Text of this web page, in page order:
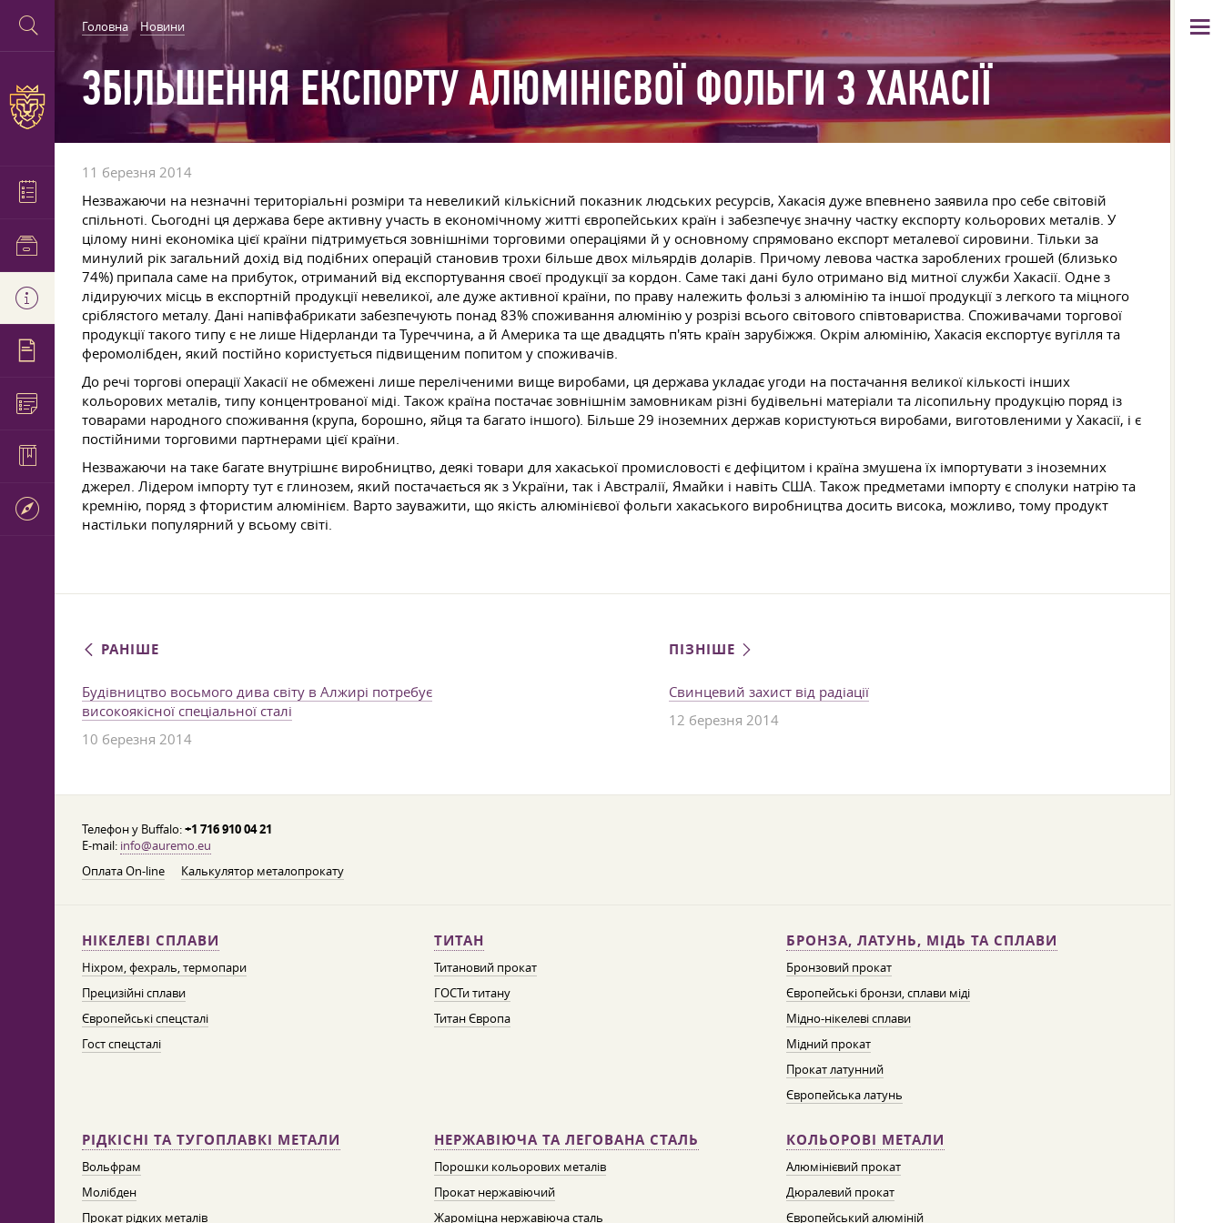
Головна Новини
ЗБІЛЬШЕННЯ ЕКСПОРТУ АЛЮМІНІЄВОЇ ФОЛЬГИ З ХАКАСІЇ
11 березня 2014
Незважаючи на незначні територіальні розміри та невеликий кількісний показник людських ресурсів, Хакасія дуже впевнено заявила про себе світовій
спільноті. Сьогодні ця держава бере активну участь в економічному житті європейських країн і забезпечує значну частку експорту кольорових металів. У
цілому нині економіка цієї країни підтримується зовнішніми торговими операціями й у основному спрямовано експорт металевої сировини. Тільки за
минулий рік загальний дохід від подібних операцій становив трохи більше двох мільярдів доларів. Причому левова частка зароблених грошей (близько
74%) припала саме на прибуток, отриманий від експортування своєї продукції за кордон. Саме такі дані було отримано від митної служби Хакасії. Одне з
лідируючих місць в експортній продукції невеликої, але дуже активної країни, по праву належить фользі з алюмінію та іншої продукції з легкого та міцного
сріблястого металу. Дані напівфабрикати забезпечують понад 83% споживання алюмінію у розрізі всього світового співтовариства. Споживачами торгової
продукції такого типу є не лише Нідерланди та Туреччина, а й Америка та ще двадцять п'ять країн зарубіжжя. Окрім алюмінію, Хакасія експортує вугілля та
феромолібден, який постійно користується підвищеним попитом у споживачів.
До речі торгові операції Хакасії не обмежені лише переліченими вище виробами, ця держава укладає угоди на постачання великої кількості інших
кольорових металів, типу концентрованої міді. Також країна постачає зовнішнім замовникам різні будівельні матеріали та лісопильну продукцію поряд із
товарами народного споживання (крупа, борошно, яйця та багато іншого). Більше 29 іноземних держав користуються виробами, виготовленими у Хакасії, і є
постійними торговими партнерами цієї країни.
Незважаючи на таке багате внутрішнє виробництво, деякі товари для хакаської промисловості є дефіцитом і країна змушена їх імпортувати з іноземних
джерел. Лідером імпорту тут є глинозем, який постачається як з України, так і Австралії, Ямайки і навіть США. Також предметами імпорту є сполуки натрію та
кремнію, поряд з фтористим алюмінієм. Варто зауважити, що якість алюмінієвої фольги хакаського виробництва досить висока, можливо, тому продукт
настільки популярний у всьому світі.
РАНІШЕ
Будівництво восьмого дива світу в Алжирі потребує
високоякісної спеціальної сталі
10 березня 2014
ПІЗНІШЕ
Свинцевий захист від радіації
12 березня 2014
Телефон у Buffalo:+1 716 910 04 21
E-mail: info@auremo.eu
Оплата On-line
Калькулятор металопрокату
НІКЕЛЕВІ СПЛАВИ
Ніхром, фехраль, термопари
Прецизійні сплави
Європейські спецсталі
Гост спецсталі
ТИТАН
Титановий прокат
ГОСТи титану
Титан Європа
БРОНЗА, ЛАТУНЬ, МІДЬ ТА СПЛАВИ
Бронзовий прокат
Європейські бронзи, сплави міді
Мідно-нікелеві сплави
Мідний прокат
Прокат латунний
Європейська латунь
РІДКІСНІ ТА ТУГОПЛАВКІ МЕТАЛИ
Вольфрам
Молібден
Прокат рідких металів
НЕРЖАВІЮЧА ТА ЛЕГОВАНА СТАЛЬ
Порошки кольорових металів
Прокат нержавіючий
Жароміцна нержавіюча сталь
КОЛЬОРОВІ МЕТАЛИ
Алюмінієвий прокат
Дюралевий прокат
Європейський алюміній